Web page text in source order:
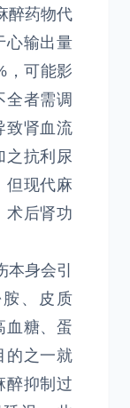
醉药物代
心输出量
，可能影
全者需调
致肾血流
之抗利尿
但现代麻
术后肾功
身会引
、皮质
血糖、蛋
的之一就
醉抑制过